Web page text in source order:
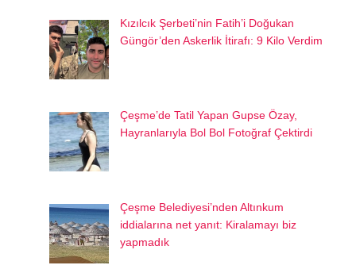
Kızılcık Şerbeti’nin Fatih’i Doğukan
Güngör’den Askerlik İtirafı: 9 Kilo Verdim
Çeşme’de Tatil Yapan Gupse Özay,
Hayranlarıyla Bol Bol Fotoğraf Çektirdi
Çeşme Belediyesi’nden Altınkum
iddialarına net yanıt: Kiralamayı biz
yapmadık